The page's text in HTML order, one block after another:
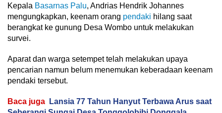
Kepala Basarnas Palu, Andrias Hendrik Johannes
mengungkapkan, keenam orang pendaki hilang saat
berangkat ke gunung Desa Wombo untuk melakukan
survei.
Aparat dan warga setempet telah melakukan upaya
pencarian namun belum menemukan keberadaan keenam
pendaki tersebut.
Baca juga
Lansia 77 Tahun Hanyut Terbawa Arus saat